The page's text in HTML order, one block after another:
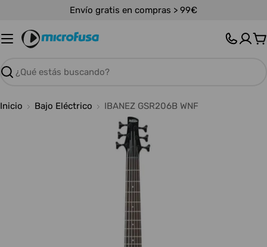
contenido
Envío gratis en compras > 99€
Buscar
Inicio Bajo Eléctrico IBANEZ GSR206B WNF